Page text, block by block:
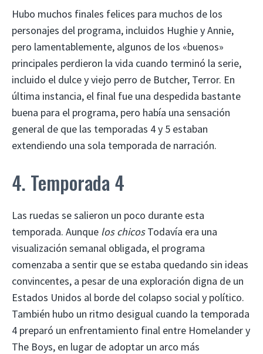
Hubo muchos finales felices para muchos de los
personajes del programa, incluidos Hughie y Annie,
pero lamentablemente, algunos de los «buenos»
principales perdieron la vida cuando terminó la serie,
incluido el dulce y viejo perro de Butcher, Terror. En
última instancia, el final fue una despedida bastante
buena para el programa, pero había una sensación
general de que las temporadas 4 y 5 estaban
extendiendo una sola temporada de narración.
4. Temporada 4
Las ruedas se salieron un poco durante esta
temporada. Aunque los chicosTodavía era una
visualización semanal obligada, el programa
comenzaba a sentir que se estaba quedando sin ideas
convincentes, a pesar de una exploración digna de un
Estados Unidos al borde del colapso social y político.
También hubo un ritmo desigual cuando la temporada
4 preparó un enfrentamiento final entre Homelander y
The Boys, en lugar de adoptar un arco más